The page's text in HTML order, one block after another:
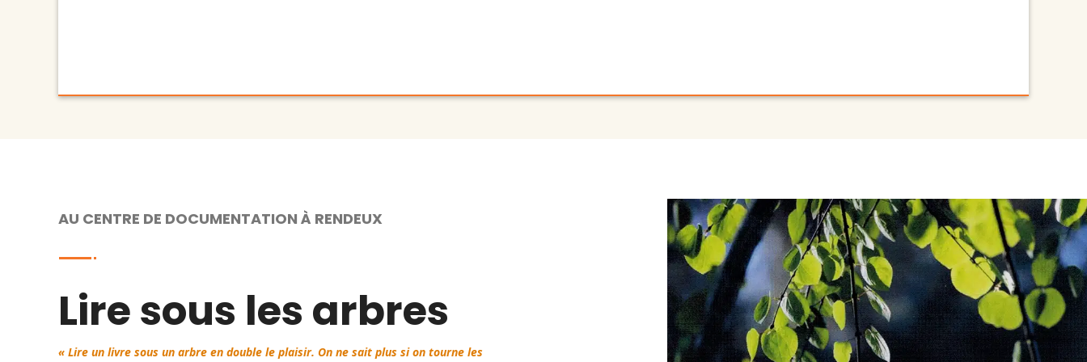
AU CENTRE DE DOCUMENTATION À RENDEUX
Lire sous les arbres
« Lire un livre sous un arbre en double le plaisir. On ne sait plus si on tourne les